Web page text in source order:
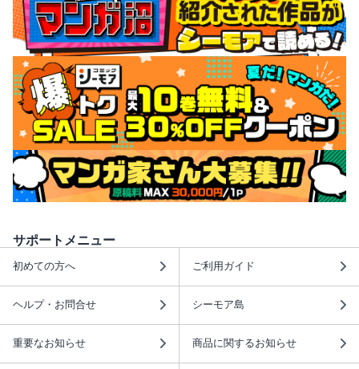
サポートメニュー
初めての方へ ご利用ガイド
ヘルプ・お問合せ シーモア島
重要なお知らせ 商品に関するお知らせ